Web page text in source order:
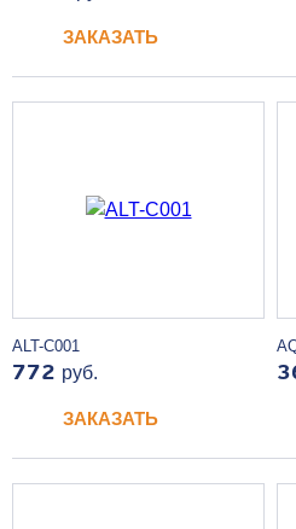
ЗАКАЗАТЬ
ALT-C001
772 руб.
ЗАКАЗАТЬ